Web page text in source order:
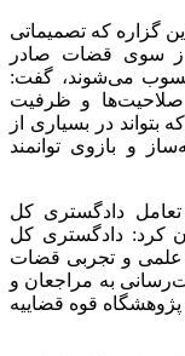
گزاره که تصمیماتی
سوی قضات صادر
می‌شوند، گفت:
و ظرفیت
در بسیاری از
و بازوی توانمند
دادگستری کل
کرد: دادگستری کل
علمی و تجربی قضات
به مراجعان و
قوه قضاییه